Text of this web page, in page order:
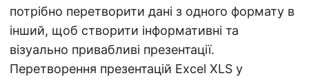
потрібно перетворити дані з одного формату в
інший, щоб створити інформативні та
візуально привабливі презентації.
Перетворення презентацій Excel XLS у